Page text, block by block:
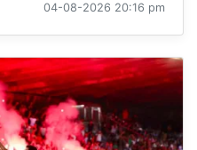
04-08-2026 20:16 pm